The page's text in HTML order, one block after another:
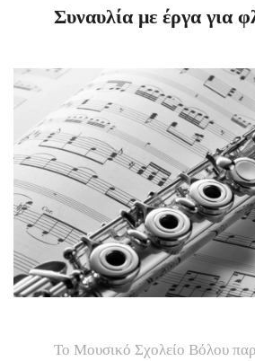
Συναυλία με έργα για
Το Μουσικό Σχολείο Βόλου